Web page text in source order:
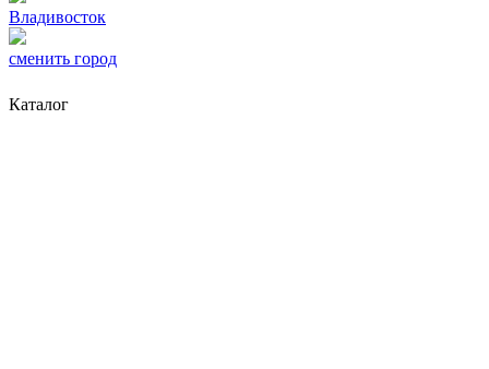
Владивосток
сменить город
Каталог